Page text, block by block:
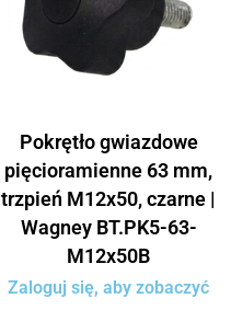
Pokrętło gwiazdowe
pięcioramienne 63 mm,
trzpień M12x50, czarne |
Wagney BT.PK5-63-
M12x50B
Zaloguj się, aby zobaczyć